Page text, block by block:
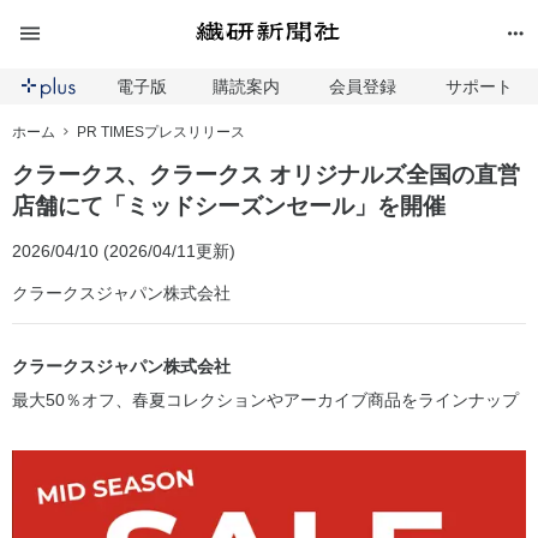
電子版 購読案内 会員登録 サポート
ホーム PR TIMESプレスリリース
クラークス、クラークス オリジナルズ全国の直営
店舗にて「ミッドシーズンセール」を開催
2026/04/10 (2026/04/11更新)
クラークスジャパン株式会社
クラークスジャパン株式会社
最大50％オフ、春夏コレクションやアーカイブ商品をラインナップ